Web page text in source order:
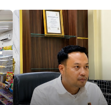
Penghargaan Presiden